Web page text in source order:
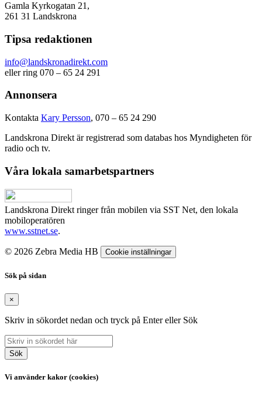
Gamla Kyrkogatan 21,
261 31 Landskrona
Tipsa redaktionen
info@landskronadirekt.com
eller ring 070 – 65 24 291
Annonsera
Kontakta Kary Persson, 070 – 65 24 290
Landskrona Direkt är registrerad som databas hos Myndigheten för
radio och tv.
Våra lokala samarbetspartners
Landskrona Direkt ringer från mobilen via SST Net, den lokala
mobiloperatören
www.sstnet.se.
© 2026 Zebra Media HB Cookie inställningar
Sök på sidan
×
Skriv in sökordet nedan och tryck på Enter eller Sök
Sök
Vi använder kakor (cookies)